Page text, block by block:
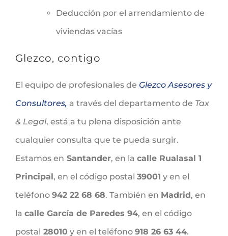
Deducción por el arrendamiento de
viviendas vacías
Glezco, contigo
El equipo de profesionales de Glezco Asesores y
Consultores, a través del departamento de Tax
& Legal, está a tu plena disposición ante
cualquier consulta que te pueda surgir.
Estamos en Santander, en la calle Rualasal 1
Principal, en el código postal 39001 y en el
teléfono 942 22 68 68. También en Madrid, en
la calle García de Paredes 94, en el código
postal 28010 y en el teléfono 918 26 63 44.